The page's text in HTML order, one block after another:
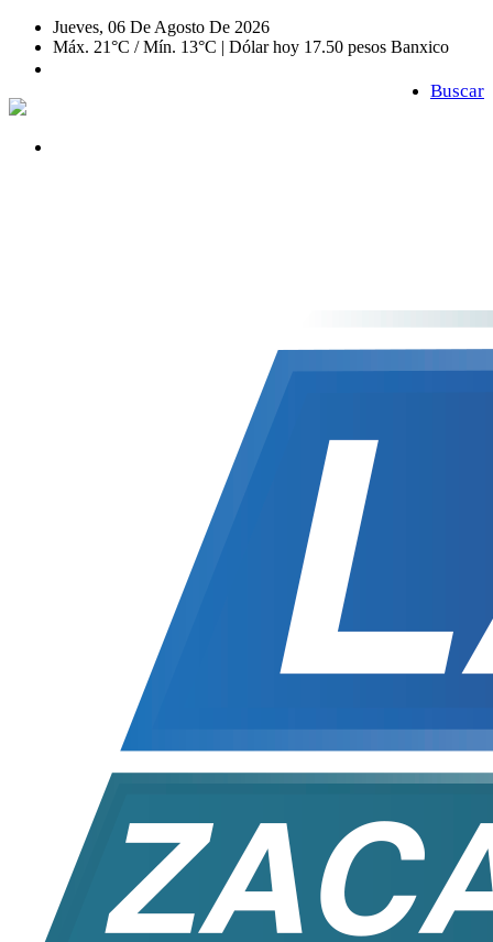
Jueves, 06 De Agosto De 2026
Máx. 21°C / Mín. 13°C | Dólar hoy 17.50 pesos Banxico
Buscar